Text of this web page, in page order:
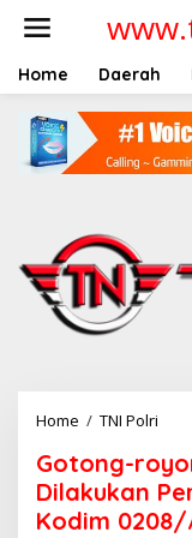
t
Home Daerah
Home / TNI Polri
t
o
n
g
Gotong-
Dilakukan
Kodim